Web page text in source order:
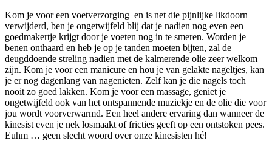
Kom je voor een voetverzorging en is net die pijnlijke likdoorn
verwijderd, ben je ongetwijfeld blij dat je nadien nog even een
goedmakertje krijgt door je voeten nog in te smeren. Worden je
benen onthaard en heb je op je tanden moeten bijten, zal de
deugddoende streling nadien met de kalmerende olie zeer welkom
zijn. Kom je voor een manicure en hou je van gelakte nageltjes, kan
je er nog dagenlang van nagenieten. Zelf kan je die nagels toch
nooit zo goed lakken. Kom je voor een massage, geniet je
ongetwijfeld ook van het ontspannende muziekje en de olie die voor
jou wordt voorverwarmd. Een heel andere ervaring dan wanneer de
kinesist even je nek losmaakt of fricties geeft op een ontstoken pees.
Euhm … geen slecht woord over onze kinesisten hé!